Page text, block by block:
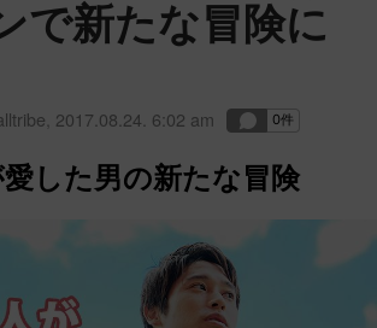
で新たな冒険に
2017.08.24. 6:02 am
した男の新たな冒険